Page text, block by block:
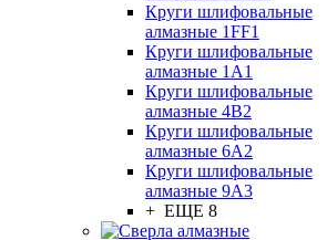
Круги шлифовальные
алмазные 1FF1
Круги шлифовальные
алмазные 1А1
Круги шлифовальные
алмазные 4В2
Круги шлифовальные
алмазные 6A2
Круги шлифовальные
алмазные 9А3
+ ЕЩЕ 8